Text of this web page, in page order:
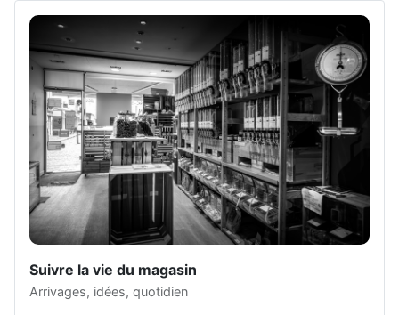
Suivre la vie du magasin
Arrivages, idées, quotidien